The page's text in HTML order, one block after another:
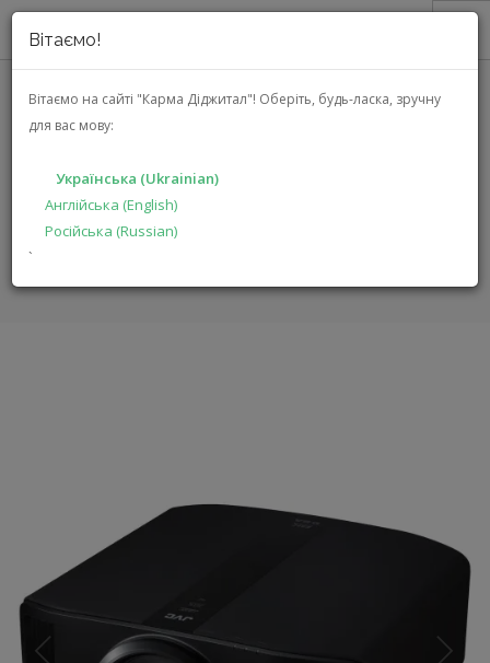
Вітаємо!
Вітаємо на сайті "Карма Діджитал"! Оберіть, будь-ласка, зручну
для вас мову:
Українська (Ukrainian)
Англійська (English)
Російська (Russian)
`
ПРО НАС
АКЦІЇ
РІШЕННЯ
ВИРОБНИКАМ
ГОЛОВНА КАТАЛОГ